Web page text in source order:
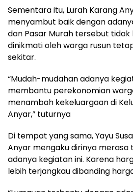
Sementara itu, Lurah Karang
menyambut baik dengan
dan Pasar Murah tersebut
dinikmati oleh warga rusun
sekitar.
“Mudah-mudahan adanya
membantu perekonomian
menambah kekeluargaan di
Anyar,” tuturnya
Di tempat yang sama, Yayu
Anyar mengaku dirinya
adanya kegiatan ini. Karena
lebih terjangkau dibanding